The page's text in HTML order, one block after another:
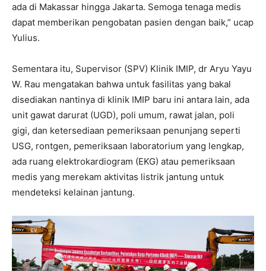
ada di Makassar hingga Jakarta. Semoga tenaga medis
dapat memberikan pengobatan pasien dengan baik,” ucap
Yulius.
Sementara itu, Supervisor (SPV) Klinik IMIP, dr Aryu Yayu
W. Rau mengatakan bahwa untuk fasilitas yang bakal
disediakan nantinya di klinik IMIP baru ini antara lain, ada
unit gawat darurat (UGD), poli umum, rawat jalan, poli
gigi, dan ketersediaan pemeriksaan penunjang seperti
USG, rontgen, pemeriksaan laboratorium yang lengkap,
ada ruang elektrokardiogram (EKG) atau pemeriksaan
medis yang merekam aktivitas listrik jantung untuk
mendeteksi kelainan jantung.